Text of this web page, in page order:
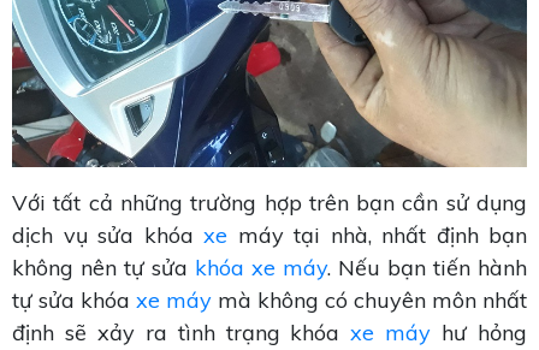
Với tất cả những trường hợp trên bạn cần sử dụng
dịch vụ sửa khóa xe máy tại nhà, nhất định bạn
không nên tự sửa khóa xe máy. Nếu bạn tiến hành
tự sửa khóa xe máy mà không có chuyên môn nhất
định sẽ xảy ra tình trạng khóaxe máy hư hỏng